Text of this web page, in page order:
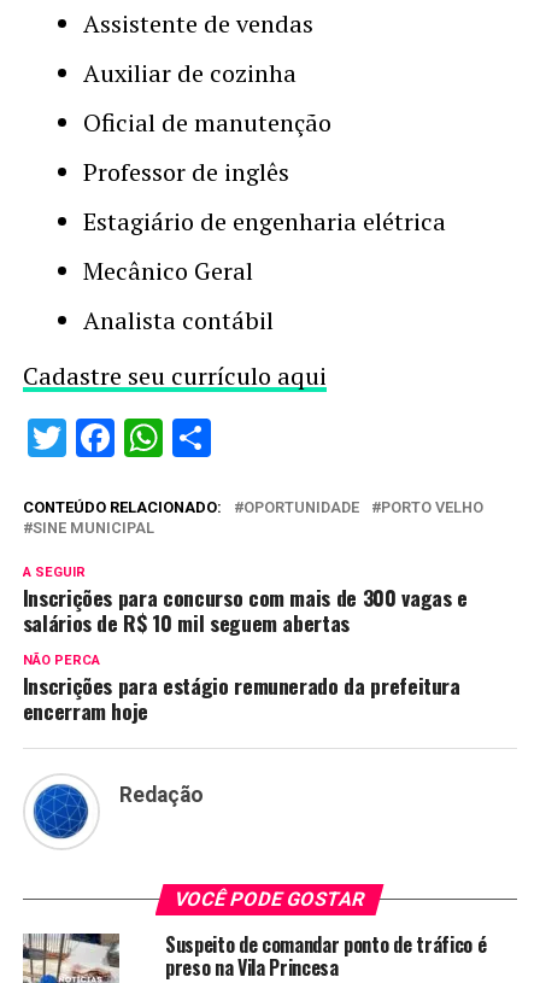
Assistente de vendas
Auxiliar de cozinha
Oficial de manutenção
Professor de inglês
Estagiário de engenharia elétrica
Mecânico Geral
Analista contábil
Cadastre seu currículo aqui
Twitter
Facebook
WhatsApp
Share
CONTEÚDO RELACIONADO: OPORTUNIDADE
PORTO VELHO
SINE MUNICIPAL
A SEGUIR
Inscrições para concurso com mais de 300 vagas e
salários de R$ 10 mil seguem abertas
NÃO PERCA
Inscrições para estágio remunerado da prefeitura
encerram hoje
Redação
VOCÊ PODE GOSTAR
Suspeito de comandar ponto de tráfico é
preso na Vila Princesa